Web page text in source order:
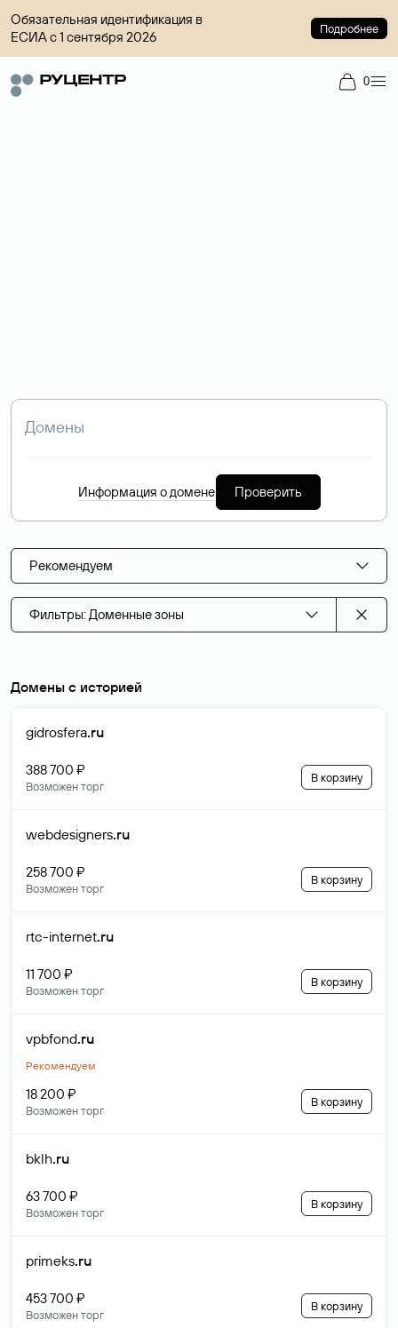
Обязательная идентификация в
ЕСИА с 1 сентября 2026
Подробнее
0
Информация о домене Проверить
Рекомендуем
Фильтры: Доменные зоны
Домены с историей
gidrosfera.ru
388 700 ₽
Возможен торг
В корзину
webdesigners.ru
258 700 ₽
Возможен торг
В корзину
rtc-internet.ru
11 700 ₽
Возможен торг
В корзину
vpbfond.ru
Рекомендуем
18 200 ₽
Возможен торг
В корзину
bklh.ru
63 700 ₽
Возможен торг
В корзину
primeks.ru
453 700 ₽
Возможен торг
В корзину